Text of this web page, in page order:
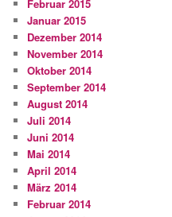
Februar 2015
Januar 2015
Dezember 2014
November 2014
Oktober 2014
September 2014
August 2014
Juli 2014
Juni 2014
Mai 2014
April 2014
März 2014
Februar 2014